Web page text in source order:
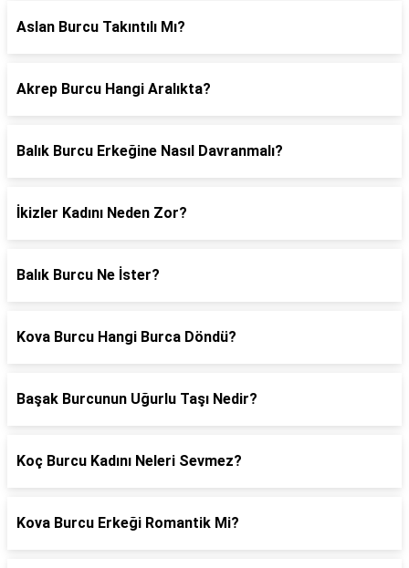
Aslan Burcu Takıntılı Mı?
Akrep Burcu Hangi Aralıkta?
Balık Burcu Erkeğine Nasıl Davranmalı?
İkizler Kadını Neden Zor?
Balık Burcu Ne İster?
Kova Burcu Hangi Burca Döndü?
Başak Burcunun Uğurlu Taşı Nedir?
Koç Burcu Kadını Neleri Sevmez?
Kova Burcu Erkeği Romantik Mi?